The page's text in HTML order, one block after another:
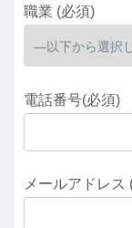
職業 (必須)
電話番号(必須)
メールアドレス